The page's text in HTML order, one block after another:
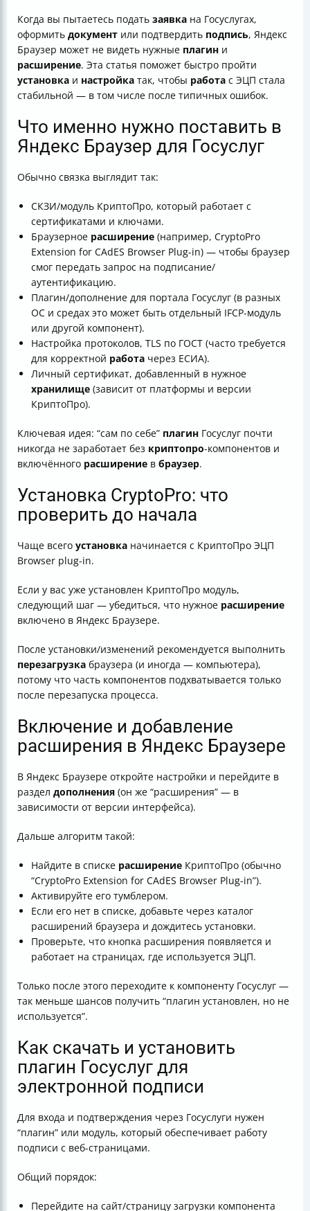
среде (Astra Linux)
Как проверить работу плагина КриптоПро и
расширения
Как использовать электронную подпись для входа на
Госуслуги после установки
Сертификат и контейнер: самая частая причина,
Настройка журналов и диагностика (если IFCP/
компонент не работает)
Linux
Быстрый чек-лист: что делать, если “плагин Госуслуг
не работает в Яндекс Браузере”
Коротко: как добиться стабильной работы
Когда вы пытаетесь подать заявка на Госуслугах,
оформить документ или подтвердить подпись, Яндекс
Браузер может не видеть нужные плагин и
расширение. Эта статья поможет быстро пройти
установка и настройка так, чтобы работа с ЭЦП стала
стабильной — в том числе после типичных ошибок.
Что именно нужно поставить в
Яндекс Браузер для Госуслуг
Обычно связка выглядит так:
СКЗИ/модуль КриптоПро, который работает с
сертификатами и ключами.
Браузерное расширение (например, CryptoPro
Extension for CAdES Browser Plug-in) — чтобы браузер
смог передать запрос на подписание/
аутентификацию.
Плагин/дополнение для портала Госуслуг (в разных
ОС и средах это может быть отдельный IFCP-модуль
или другой компонент).
Настройка протоколов, TLS по ГОСТ (часто требуется
для корректной работа через ЕСИА).
Личный сертификат, добавленный в нужное
хранилище (зависит от платформы и версии
КриптоПро).
Ключевая идея: “сам по себе” плагин Госуслуг почти
никогда не заработает без криптопро-компонентов и
включённого расширение в браузер.
Установка CryptoPro: что
проверить до начала
Чаще всего установка начинается с КриптоПро ЭЦП
Browser plug-in.
Если у вас уже установлен КриптоПро модуль,
следующий шаг — убедиться, что нужное расширение
включено в Яндекс Браузере.
После установки/изменений рекомендуется выполнить
перезагрузка браузера (и иногда — компьютера),
потому что часть компонентов подхватывается только
после перезапуска процесса.
Включение и добавление
расширения в Яндекс Браузере
В Яндекс Браузере откройте настройки и перейдите в
раздел дополнения (он же “расширения” — в
зависимости от версии интерфейса).
Дальше алгоритм такой:
Найдите в списке расширение КриптоПро (обычно
“CryptoPro Extension for CAdES Browser Plug-in”).
Активируйте его тумблером.
Если его нет в списке, добавьте через каталог
расширений браузера и дождитесь установки.
Проверьте, что кнопка расширения появляется и
работает на страницах, где используется ЭЦП.
Только после этого переходите к компоненту Госуслуг —
так меньше шансов получить “плагин установлен, но не
используется”.
Как скачать и установить
плагин Госуслуг для
электронной подписи
Для входа и подтверждения через Госуслуги нужен
“плагин” или модуль, который обеспечивает работу
подписи с веб-страницами.
Общий порядок:
Перейдите на сайт/страницу загрузки компонента